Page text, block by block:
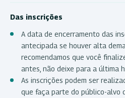
Das inscrições
A data de encerramento das
antecipada se houver alta
recomendamos que você
antes, não deixe para a última
As inscrições podem ser
que faça parte do público-alvo